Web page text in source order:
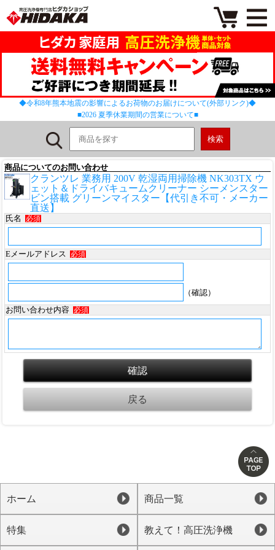
◆令和8年熊本地震の影響によるお荷物のお届けについて(外部リンク)◆
■2026 夏季休業期間の営業について■
商品についてのお問い合わせ
クランツレ 業務用 200V 乾湿両用掃除機 NK303TX ウ
ェット＆ドライバキュームクリーナー シーメンスター
ビン搭載 グリーンマイスター【代引き不可・メーカー
直送】
氏名 必須
Eメールアドレス 必須
（確認）
お問い合わせ内容
必須
ホーム 商品一覧
特集 教えて！高圧洗浄機